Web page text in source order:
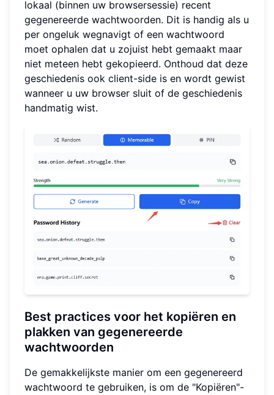
lokaal (binnen uw browsersessie) recent
gegenereerde wachtwoorden. Dit is handig als u
per ongeluk wegnavigt of een wachtwoord
moet ophalen dat u zojuist hebt gemaakt maar
niet meteen hebt gekopieerd. Onthoud dat deze
geschiedenis ook client-side is en wordt gewist
wanneer u uw browser sluit of de geschiedenis
handmatig wist.
Best practices voor het kopiëren en
plakken van gegenereerde
wachtwoorden
De gemakkelijkste manier om een gegenereerd
wachtwoord te gebruiken, is om de "Kopiëren"-